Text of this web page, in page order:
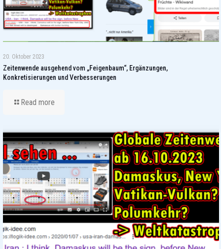
20. Oktober 2023
Zeitenwende ausgehend vom „Feigenbaum“, Ergänzungen,
Konkretisierungen und Verbesserungen
Read more